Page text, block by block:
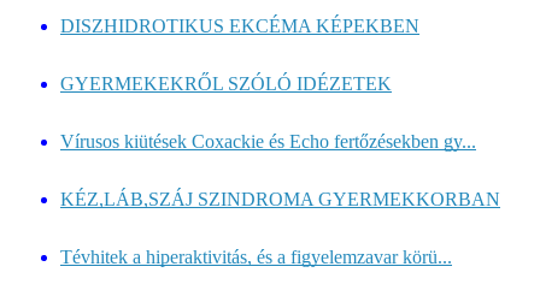
DISZHIDROTIKUS EKCÉMA KÉPEKBEN
GYERMEKEKRŐL SZÓLÓ IDÉZETEK
Vírusos kiütések Coxackie és Echo fertőzésekben gy...
KÉZ,LÁB,SZÁJ SZINDROMA GYERMEKKORBAN
Tévhitek a hiperaktivitás, és a figyelemzavar körü...